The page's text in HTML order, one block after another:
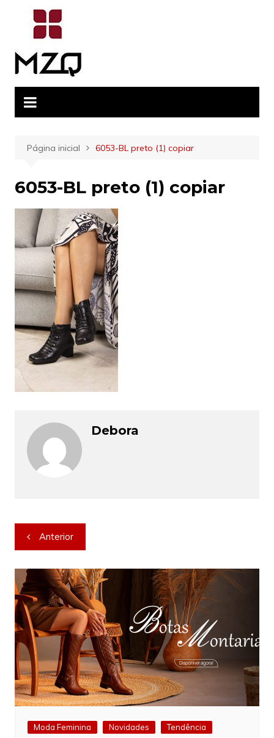
conteúdo
Página inicial 6053-BL preto (1) copiar
6053-BL preto (1) copiar
Debora
Navegação
de
Post
Anterior
Moda Feminina Novidades Tendência